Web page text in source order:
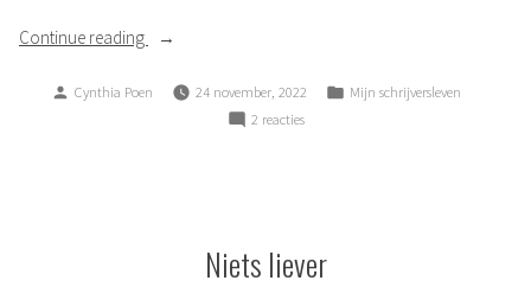
Continue reading
“Caat
1
Posted
Cynthia Poen 24 november, 2022
Posted
Mijn schrijversleven
2 reactiesop
Niets liever